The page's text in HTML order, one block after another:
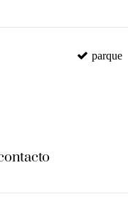
parque